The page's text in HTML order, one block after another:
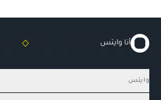
أنا وايتس
وايتس